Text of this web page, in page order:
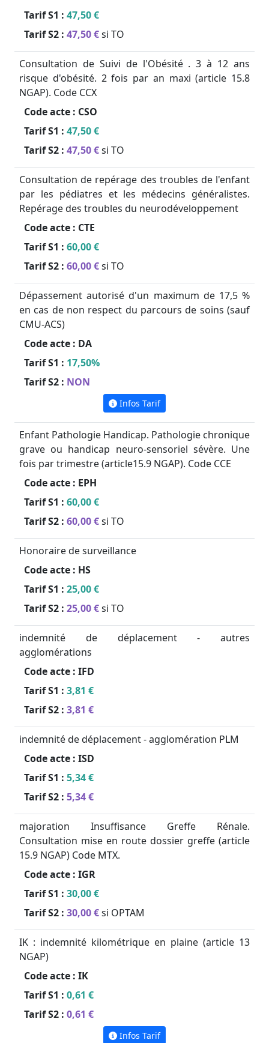
Tarif S1 : 47,50 €
Tarif S2 : 47,50 €si TO
Consultation de Suivi de l'Obésité . 3 à 12 ans
risque d'obésité. 2 fois par an maxi (article 15.8
NGAP). Code CCX
Code acte : CSO
Tarif S1 : 47,50 €
Tarif S2 : 47,50 €si TO
Consultation de repérage des troubles de l'enfant
par les pédiatres et les médecins généralistes.
Repérage des troubles du neurodéveloppement
Code acte : CTE
Tarif S1 : 60,00 €
Tarif S2 : 60,00 €si TO
Dépassement autorisé d'un maximum de 17,5 %
en cas de non respect du parcours de soins (sauf
CMU-ACS)
Code acte : DA
Tarif S1 : 17,50%
Tarif S2 : NON
Infos Tarif
Enfant Pathologie Handicap. Pathologie chronique
grave ou handicap neuro-sensoriel sévère. Une
fois par trimestre (article15.9 NGAP). Code CCE
Code acte : EPH
Tarif S1 : 60,00 €
Tarif S2 : 60,00 €si TO
Honoraire de surveillance
Code acte : HS
Tarif S1 : 25,00 €
Tarif S2 : 25,00 €si TO
indemnité de déplacement - autres
agglomérations
Code acte : IFD
Tarif S1 : 3,81 €
Tarif S2 : 3,81 €
indemnité de déplacement - agglomération PLM
Code acte : ISD
Tarif S1 : 5,34 €
Tarif S2 : 5,34 €
majoration Insuffisance Greffe Rénale.
Consultation mise en route dossier greffe (article
15.9 NGAP) Code MTX.
Code acte : IGR
Tarif S1 : 30,00 €
Tarif S2 : 30,00 €si OPTAM
IK : indemnité kilométrique en plaine (article 13
NGAP)
Code acte : IK
Tarif S1 : 0,61 €
Tarif S2 : 0,61 €
Infos Tarif